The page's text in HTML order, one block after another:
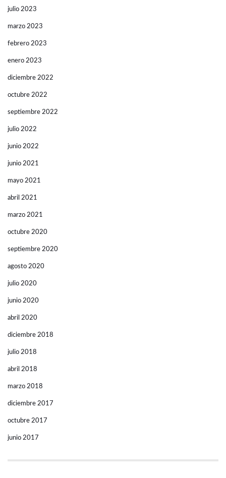
julio 2023
marzo 2023
febrero 2023
enero 2023
diciembre 2022
octubre 2022
septiembre 2022
julio 2022
junio 2022
junio 2021
mayo 2021
abril 2021
marzo 2021
octubre 2020
septiembre 2020
agosto 2020
julio 2020
junio 2020
abril 2020
diciembre 2018
julio 2018
abril 2018
marzo 2018
diciembre 2017
octubre 2017
junio 2017